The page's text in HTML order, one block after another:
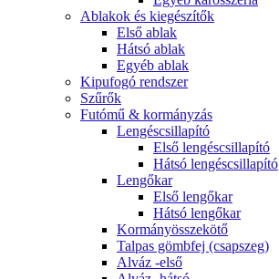
Ablakok és kiegészítők
Első ablak
Hátsó ablak
Egyéb ablak
Kipufogó rendszer
Szűrők
Futómű & kormányzás
Lengéscsillapító
Első lengéscsillapító
Hátsó lengéscsillapító
Lengőkar
Első lengőkar
Hátsó lengőkar
Kormányösszekötő
Talpas gömbfej (csapszeg)
Alváz -első